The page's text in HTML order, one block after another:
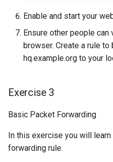
Enable and start your
Ensure other people
browser. Create a rule
hq.example.org to your
Exercise 3
Basic Packet Forwarding
In this exercise you will
forwarding rule.